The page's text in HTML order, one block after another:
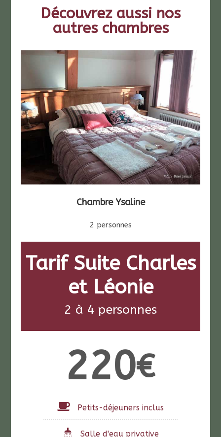
Découvrez aussi nos
autres chambres
Chambre Ysaline
2 personnes
Tarif Suite Charles
et Léonie
2 à 4 personnes
220€
Petits-déjeuners inclus
Salle d'eau privative